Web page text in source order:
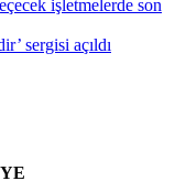
işletmelerde son
sergisi açıldı